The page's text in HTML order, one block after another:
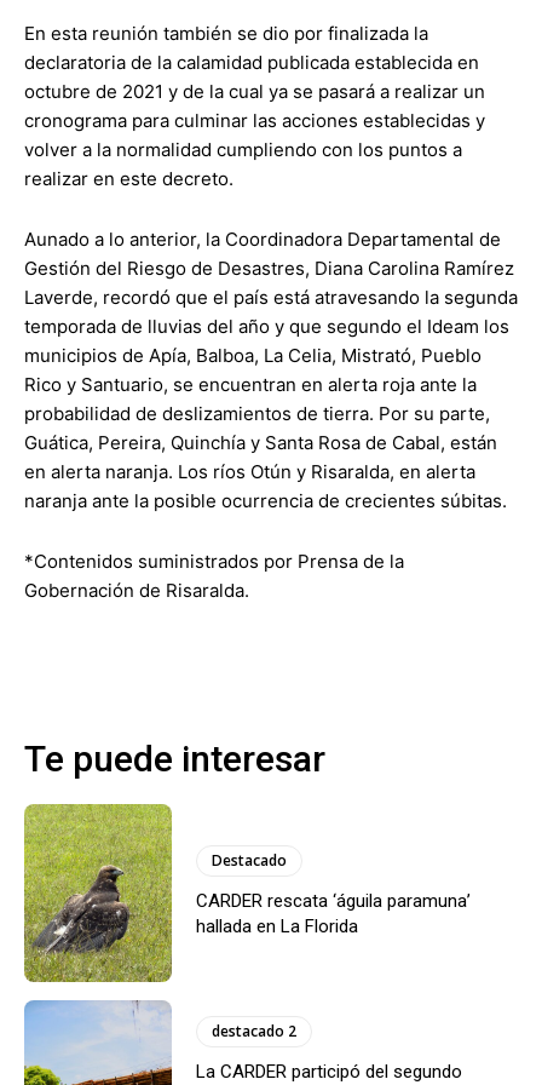
En esta reunión también se dio por finalizada la
declaratoria de la calamidad publicada establecida en
octubre de 2021 y de la cual ya se pasará a realizar un
cronograma para culminar las acciones establecidas y
volver a la normalidad cumpliendo con los puntos a
realizar en este decreto.
Aunado a lo anterior, la Coordinadora Departamental de
Gestión del Riesgo de Desastres, Diana Carolina Ramírez
Laverde, recordó que el país está atravesando la segunda
temporada de lluvias del año y que segundo el Ideam los
municipios de Apía, Balboa, La Celia, Mistrató, Pueblo
Rico y Santuario, se encuentran en alerta roja ante la
probabilidad de deslizamientos de tierra. Por su parte,
Guática, Pereira, Quinchía y Santa Rosa de Cabal, están
en alerta naranja. Los ríos Otún y Risaralda, en alerta
naranja ante la posible ocurrencia de crecientes súbitas.
*Contenidos suministrados por Prensa de la
Gobernación de Risaralda.
Te puede interesar
Destacado
CARDER rescata ‘águila paramuna’
hallada en La Florida
destacado 2
La CARDER participó del segundo